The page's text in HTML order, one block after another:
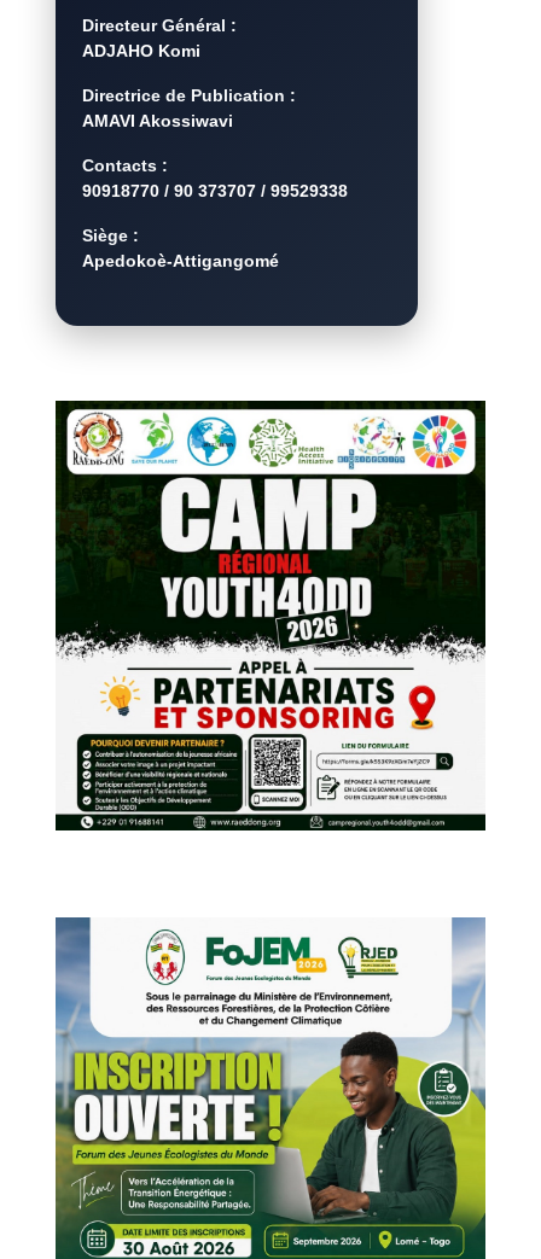
Directeur Général :
ADJAHO Komi
Directrice de Publication :
AMAVI Akossiwavi
Contacts :
90918770 / 90 373707 / 99529338
Siège :
Apedokoè-Attigangomé